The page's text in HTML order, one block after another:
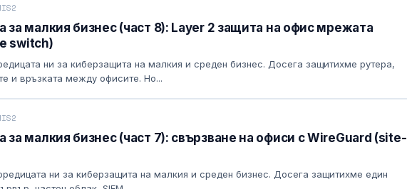
за малкия бизнес (част 8): Layer 2 защита на офис мрежата
switch)
ни за киберзащита на малкия и среден бизнес. Досега защитихме рутера,
и връзката между офисите. Но...
за малкия бизнес (част 7): свързване на офиси с WireGuard (site-
ни за киберзащита на малкия и среден бизнес. Досега защитихме един